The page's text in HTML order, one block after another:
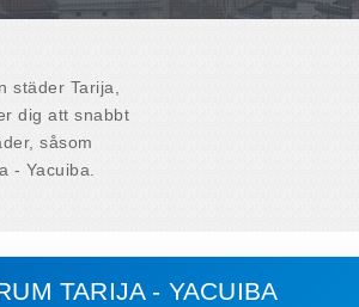
städer Tarija,
dig att snabbt
såsom
- Yacuiba.
TARIJA - YACUIBA